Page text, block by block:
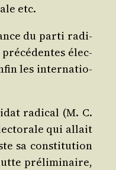
etc.
du par­ti radi­
élec­
les inter­na­tio­
radi­cal (M. C.
qui allait
sa consti­tu­tion
lutte pré­li­mi­naire,